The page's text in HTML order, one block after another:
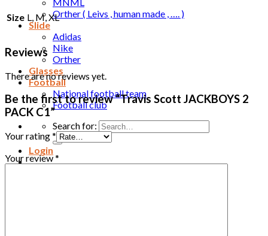
Orther ( Leivs , human made , …. )
Slide
Adidas
Nike
Orther
Glasses
Football
National football team
Football club
Search for:
Login
Size L, M, XL
Reviews
There are no reviews yet.
Be the first to review “Travis Scott JACKBOYS 2
PACK C1”
Your rating*
Your review*